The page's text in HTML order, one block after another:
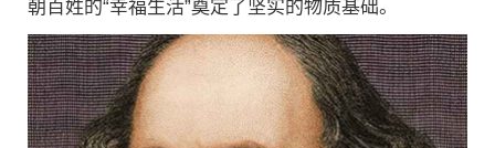
朝百姓的“幸福生活”奠定了坚实的物质基础。